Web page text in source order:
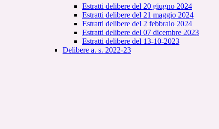
Estratti delibere del 20 giugno 2024
Estratti delibere del 21 maggio 2024
Estratti delibere del 2 febbraio 2024
Estratti delibere del 07 dicembre 2023
Estratti delibere del 13-10-2023
Delibere a. s. 2022-23